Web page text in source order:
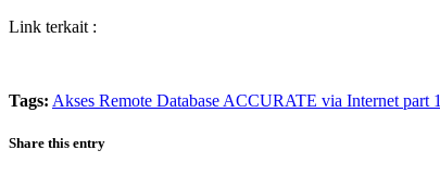
Link terkait :
Tags: Akses Remote Database ACCURATE via Internet part 1
Share this entry